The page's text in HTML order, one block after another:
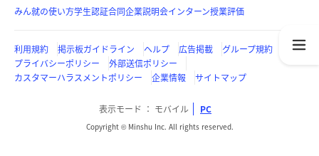
みん就の使い方学生認証合同企業説明会インターン授業評価
利用規約 掲示板ガイドライン ヘルプ 広告掲載
グループ規約
プライバシーポリシー
外部送信ポリシー
カスタマーハラスメントポリシー
企業情報 サイトマップ
表示モード モバイル PC
Copyright © Minshu Inc. All rights reserved.